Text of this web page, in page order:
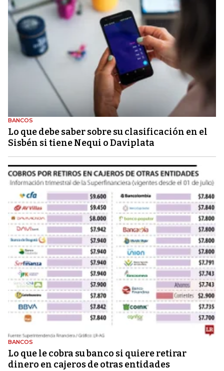
BANCOS
Lo que debe saber sobre su clasificación en el
Sisbén si tiene Nequi o Daviplata
BANCOS
Lo que le cobra su banco si quiere retirar
dinero en cajeros de otras entidades